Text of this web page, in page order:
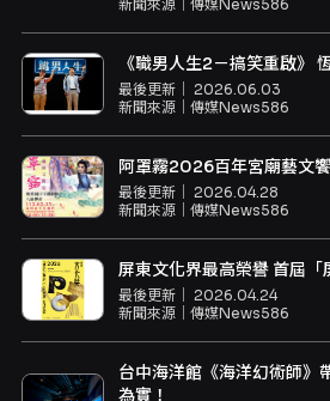
新聞來源｜ 傳媒News586
《職男人生2－搞笑重啟》
最後更新｜ 2026.06.03
新聞來源｜ 傳媒News586
最後更新｜ 2026.04.28
新聞來源｜ 傳媒News586
屏東文化界
最後更新｜ 2026.04.24
新聞來源｜ 傳媒News586
台中海洋館《海洋幻術師》
為實！